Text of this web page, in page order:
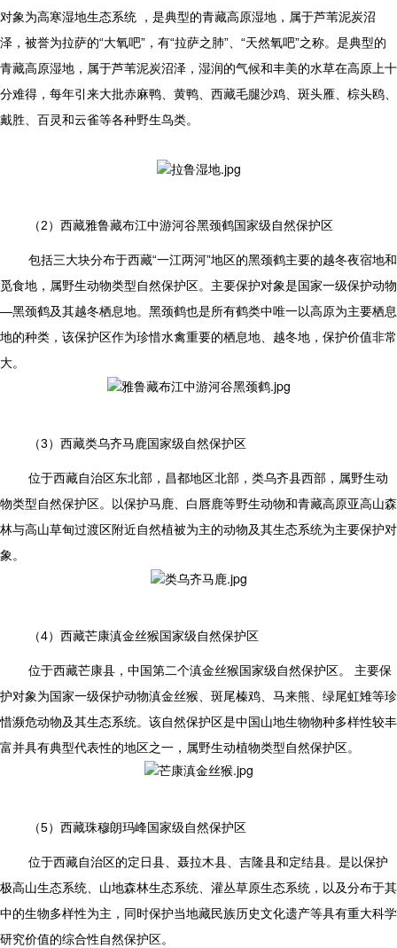
对象为高寒湿地生态系统 ，是典型的青藏高原湿地，属于芦苇泥炭沼
泽，被誉为拉萨的“大氧吧”，有“拉萨之肺”、“天然氧吧”之称。是典型的
青藏高原湿地，属于芦苇泥炭沼泽，湿润的气候和丰美的水草在高原上十
分难得，每年引来大批赤麻鸭、黄鸭、西藏毛腿沙鸡、斑头雁、棕头鸥、
戴胜、百灵和云雀等各种野生鸟类。
（2）西藏雅鲁藏布江中游河谷黑颈鹤国家级自然保护区
包括三大块分布于西藏“一江两河”地区的黑颈鹤主要的越冬夜宿地和
觅食地，属野生动物类型自然保护区。主要保护对象是国家一级保护动物
—黑颈鹤及其越冬栖息地。黑颈鹤也是所有鹤类中唯一以高原为主要栖息
地的种类，该保护区作为珍惜水禽重要的栖息地、越冬地，保护价值非常
大。
（3）西藏类乌齐马鹿国家级自然保护区
位于西藏自治区东北部，昌都地区北部，类乌齐县西部，属野生动
物类型自然保护区。以保护马鹿、白唇鹿等野生动物和青藏高原亚高山森
林与高山草甸过渡区附近自然植被为主的动物及其生态系统为主要保护对
象。
（4）西藏芒康滇金丝猴国家级自然保护区
位于西藏芒康县，中国第二个滇金丝猴国家级自然保护区。 主要保
护对象为国家一级保护动物滇金丝猴、斑尾榛鸡、马来熊、绿尾虹雉等珍
惜濒危动物及其生态系统。该自然保护区是中国山地生物物种多样性较丰
富并具有典型代表性的地区之一，属野生动植物类型自然保护区。
（5）西藏珠穆朗玛峰国家级自然保护区
位于西藏自治区的定日县、聂拉木县、吉隆县和定结县。是以保护
极高山生态系统、山地森林生态系统、灌丛草原生态系统，以及分布于其
中的生物多样性为主，同时保护当地藏民族历史文化遗产等具有重大科学
研究价值的综合性自然保护区。